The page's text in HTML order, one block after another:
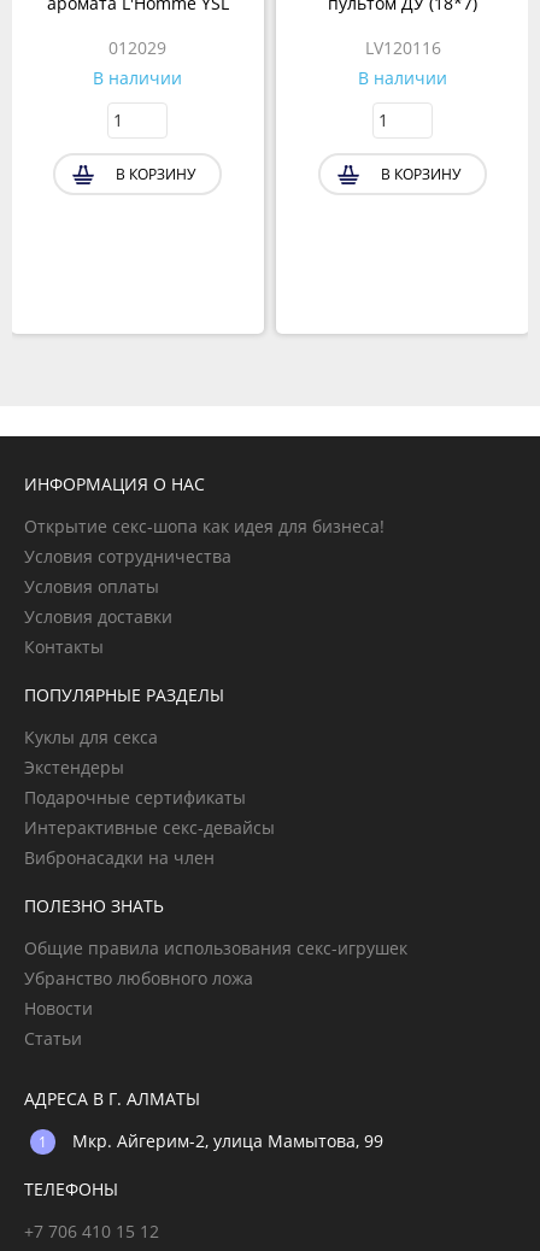
012029
В наличии
В КОРЗИНУ
LV120116
В наличии
В КОРЗИНУ
ИНФОРМАЦИЯ О НАС
Открытие секс-шопа как идея для бизнеса!
Условия сотрудничества
Условия оплаты
Условия доставки
Контакты
ПОПУЛЯРНЫЕ РАЗДЕЛЫ
Куклы для секса
Экстендеры
Подарочные сертификаты
Интерактивные секс-девайсы
Вибронасадки на член
ПОЛЕЗНО ЗНАТЬ
Общие правила использования секс-игрушек
Убранство любовного ложа
Новости
Статьи
АДРЕСА В Г. АЛМАТЫ
Мкр. Айгерим-2, улица Мамытова, 99
ТЕЛЕФОНЫ
+7 706 410 15 12